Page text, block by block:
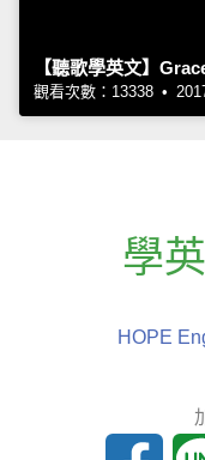
【聽歌學英文】
觀看次數：13338 •
學
HOPE